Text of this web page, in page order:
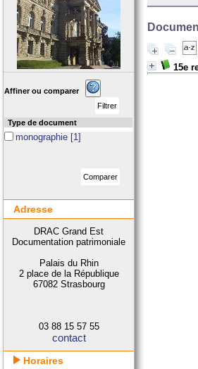
15e
Affiner ou comparer
Type de document
monographie [1]
Adresse
DRAC Grand Est
Documentation patrimoniale
Palais du Rhin
2 place de la République
67082 Strasbourg
03 88 15 57 55
contact
Horaires